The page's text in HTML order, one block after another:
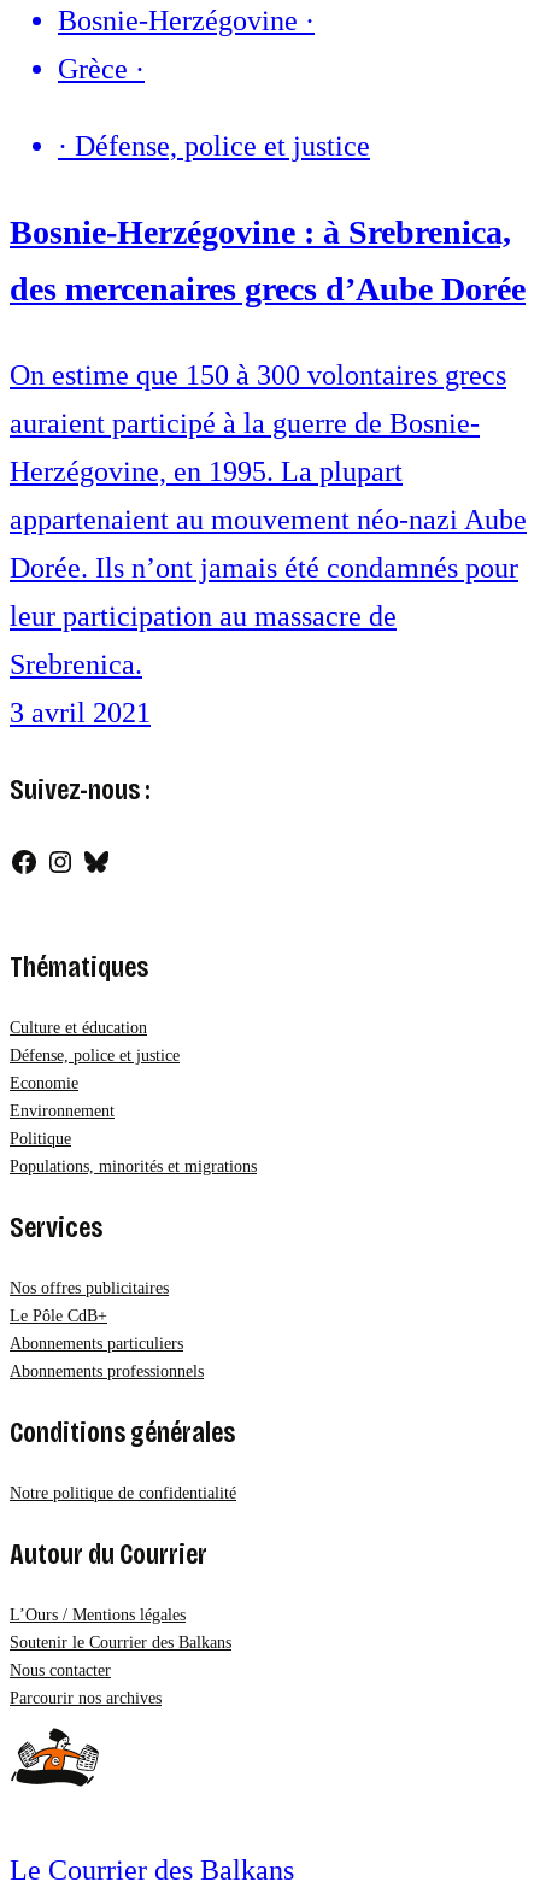
Bosnie-Herzégovine ·
Grèce ·
· Défense, police et justice
Bosnie-Herzégovine : à Srebrenica,
des mercenaires grecs d’Aube Dorée
On estime que 150 à 300 volontaires grecs
auraient participé à la guerre de Bosnie-
Herzégovine, en 1995. La plupart
appartenaient au mouvement néo-nazi Aube
Dorée. Ils n’ont jamais été condamnés pour
leur participation au massacre de
Srebrenica.
3 avril 2021
Suivez-nous :
Facebook
Instagram
Bluesky
Thématiques
Culture et éducation
Défense, police et justice
Economie
Environnement
Politique
Populations, minorités et migrations
Services
Nos offres publicitaires
Le Pôle CdB+
Abonnements particuliers
Abonnements professionnels
Conditions générales
Notre politique de confidentialité
Autour du Courrier
L’Ours / Mentions légales
Soutenir le Courrier des Balkans
Nous contacter
Parcourir nos archives
Le Courrier des Balkans